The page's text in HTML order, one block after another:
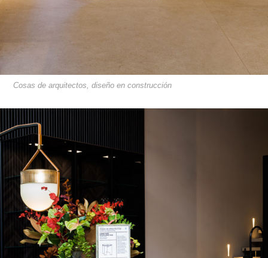
Cosas de arquitectos, diseño en construcción